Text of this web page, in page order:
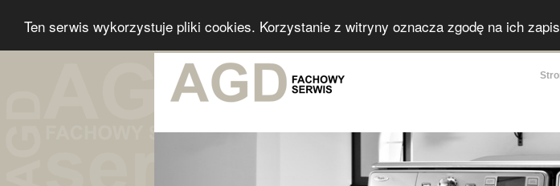
Ten serwis wykorzystuje pliki cookies. Korzystanie z witryny oznacza zgodę na ich